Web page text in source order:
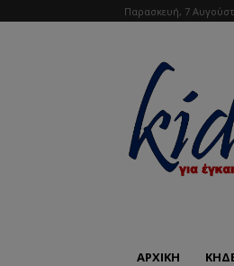
Παρασκευή, 7
ΑΡΧΙΚΗ